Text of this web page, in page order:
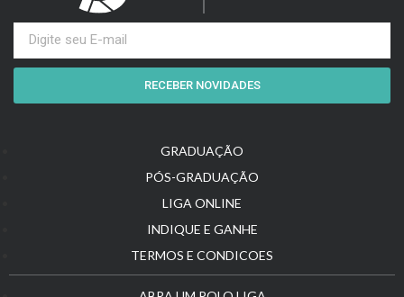
RECEBER NOVIDADES
GRADUAÇÃO
PÓS-GRADUAÇÃO
LIGA ONLINE
INDIQUE E GANHE
TERMOS E CONDICOES